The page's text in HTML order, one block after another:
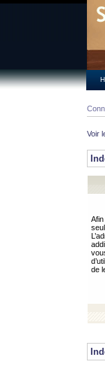
Voir
de